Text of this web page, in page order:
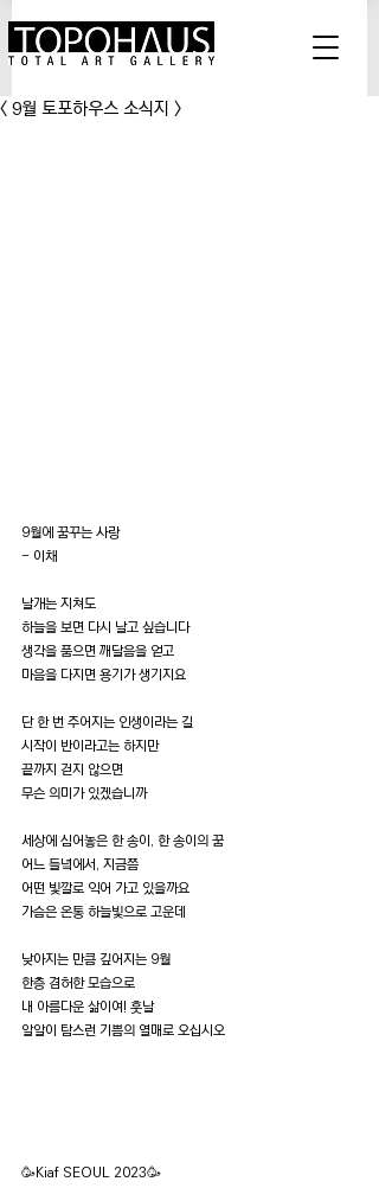
< 9월 토포하우스 소식지 >
9월에 꿈꾸는 사랑
- 이채
날개는 지쳐도
하늘을 보면 다시 날고 싶습니다
생각을 품으면 깨달음을 얻고
마음을 다지면 용기가 생기지요
단 한 번 주어지는 인생이라는 길
시작이 반이라고는 하지만
끝까지 걷지 않으면
무슨 의미가 있겠습니까
세상에 심어놓은 한 송이, 한 송이의 꿈
어느 들녘에서, 지금쯤
어떤 빛깔로 익어 가고 있을까요
가슴은 온통 하늘빛으로 고운데
낮아지는 만큼 깊어지는 9월
한층 겸허한 모습으로
내 아름다운 삶이여! 훗날
알알이 탐스런 기쁨의 열매로 오십시오
🥳Kiaf SEOUL 2023🥳